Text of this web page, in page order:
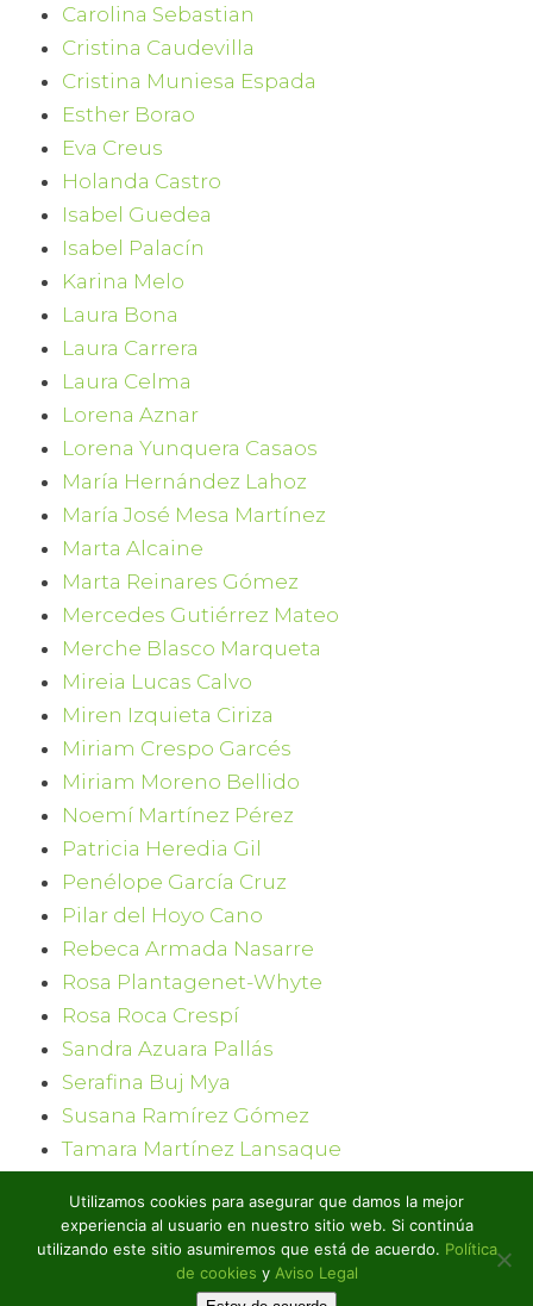
Carolina Sebastian
Cristina Caudevilla
Cristina Muniesa Espada
Esther Borao
Eva Creus
Holanda Castro
Isabel Guedea
Isabel Palacín
Karina Melo
Laura Bona
Laura Carrera
Laura Celma
Lorena Aznar
Lorena Yunquera Casaos
María Hernández Lahoz
María José Mesa Martínez
Marta Alcaine
Marta Reinares Gómez
Mercedes Gutiérrez Mateo
Merche Blasco Marqueta
Mireia Lucas Calvo
Miren Izquieta Ciriza
Miriam Crespo Garcés
Miriam Moreno Bellido
Noemí Martínez Pérez
Patricia Heredia Gil
Penélope García Cruz
Pilar del Hoyo Cano
Rebeca Armada Nasarre
Rosa Plantagenet-Whyte
Rosa Roca Crespí
Sandra Azuara Pallás
Serafina Buj Mya
Susana Ramírez Gómez
Tamara Martínez Lansaque
Verónica Romeo Laborda
Virginia Hidalgo
Yolanda Cambra Ripol
Utilizamos cookies para asegurar que damos la mejor
experiencia al usuario en nuestro sitio web. Si continúa
utilizando este sitio asumiremos que está de acuerdo. Política
de cookies y Aviso Legal